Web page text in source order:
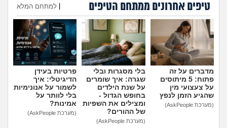
מה שעובר עליי
שומרים על הגוף
פיננסי וכלכלה
בין הסדינים
חיות מחמד
טיפים אחרונים ממתחם הטיפים למתחם המלא
הוספת טיפ
מדברים על זה
פתוח: 5 מיתוסים
על צעצועי מין
שהגיע הזמן לנפץ
(מערכת AskPeople)
בלי מסגרות ובלי
שגרה: איך שומרים
על שנת הילדים
בחופש הגדול -
ומצילים את השפיות
של ההורים?
(מערכת AskPeople)
פרטיות בעידן
הדיגיטלי: איך
לשמור על אנונימיות
בלי לוותר על
אמינות?
(מערכת AskPeople)